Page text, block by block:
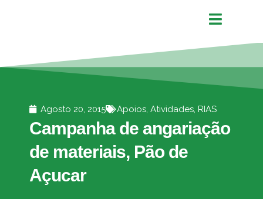
Agosto 20, 2015 Apoios, Atividades, RIAS
Campanha de angariação
de materiais, Pão de
Açucar